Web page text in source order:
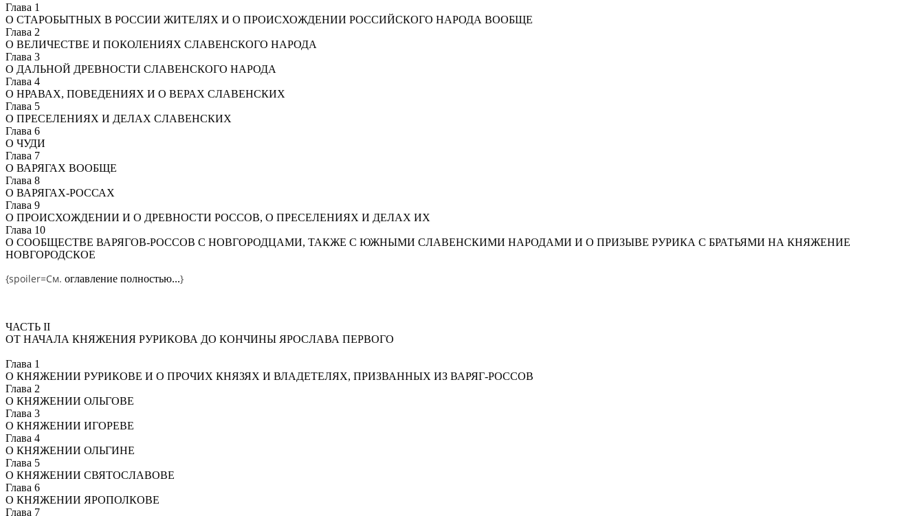
Глава 1
О СТАРОБЫТНЫХ В РОССИИ ЖИТЕЛЯХ И О ПРОИСХОЖДЕНИИ РОССИЙСКОГО НАРОДА ВООБЩЕ
Глава 2
О ВЕЛИЧЕСТВЕ И ПОКОЛЕНИЯХ СЛАВЕНСКОГО НАРОДА
Глава 3
О ДАЛЬНОЙ ДРЕВНОСТИ СЛАВЕНСКОГО НАРОДА
Глава 4
О НРАВАХ, ПОВЕДЕНИЯХ И О ВЕРАХ СЛАВЕНСКИХ
Глава 5
О ПРЕСЕЛЕНИЯХ И ДЕЛАХ СЛАВЕНСКИХ
Глава 6
О ЧУДИ
Глава 7
О ВАРЯГАХ ВООБЩЕ
Глава 8
О ВАРЯГАХ-РОССАХ
Глава 9
О ПРОИСХОЖДЕНИИ И О ДРЕВНОСТИ РОССОВ, О ПРЕСЕЛЕНИЯХ И ДЕЛАХ ИХ
Глава 10
О СООБЩЕСТВЕ ВАРЯГОВ-РОССОВ С НОВГОРОДЦАМИ, ТАКЖЕ С ЮЖНЫМИ СЛАВЕНСКИМИ НАРОДАМИ И О ПРИЗЫВЕ РУРИКА С БРАТЬЯМИ НА КНЯЖЕНИЕ
НОВГОРОДСКОЕ
{spoiler=См. оглавление полностью...}
ЧАСТЬ II
ОТ НАЧАЛА КНЯЖЕНИЯ РУРИКОВА ДО КОНЧИНЫ ЯРОСЛАВА ПЕРВОГО
Глава 1
О КНЯЖЕНИИ РУРИКОВЕ И О ПРОЧИХ КНЯЗЯХ И ВЛАДЕТЕЛЯХ, ПРИЗВАННЫХ ИЗ ВАРЯГ-РОССОВ
Глава 2
О КНЯЖЕНИИ ОЛЬГОВЕ
Глава 3
О КНЯЖЕНИИ ИГОРЕВЕ
Глава 4
О КНЯЖЕНИИ ОЛЬГИНЕ
Глава 5
О КНЯЖЕНИИ СВЯТОСЛАВОВЕ
Глава 6
О КНЯЖЕНИИ ЯРОПОЛКОВЕ
Глава 7